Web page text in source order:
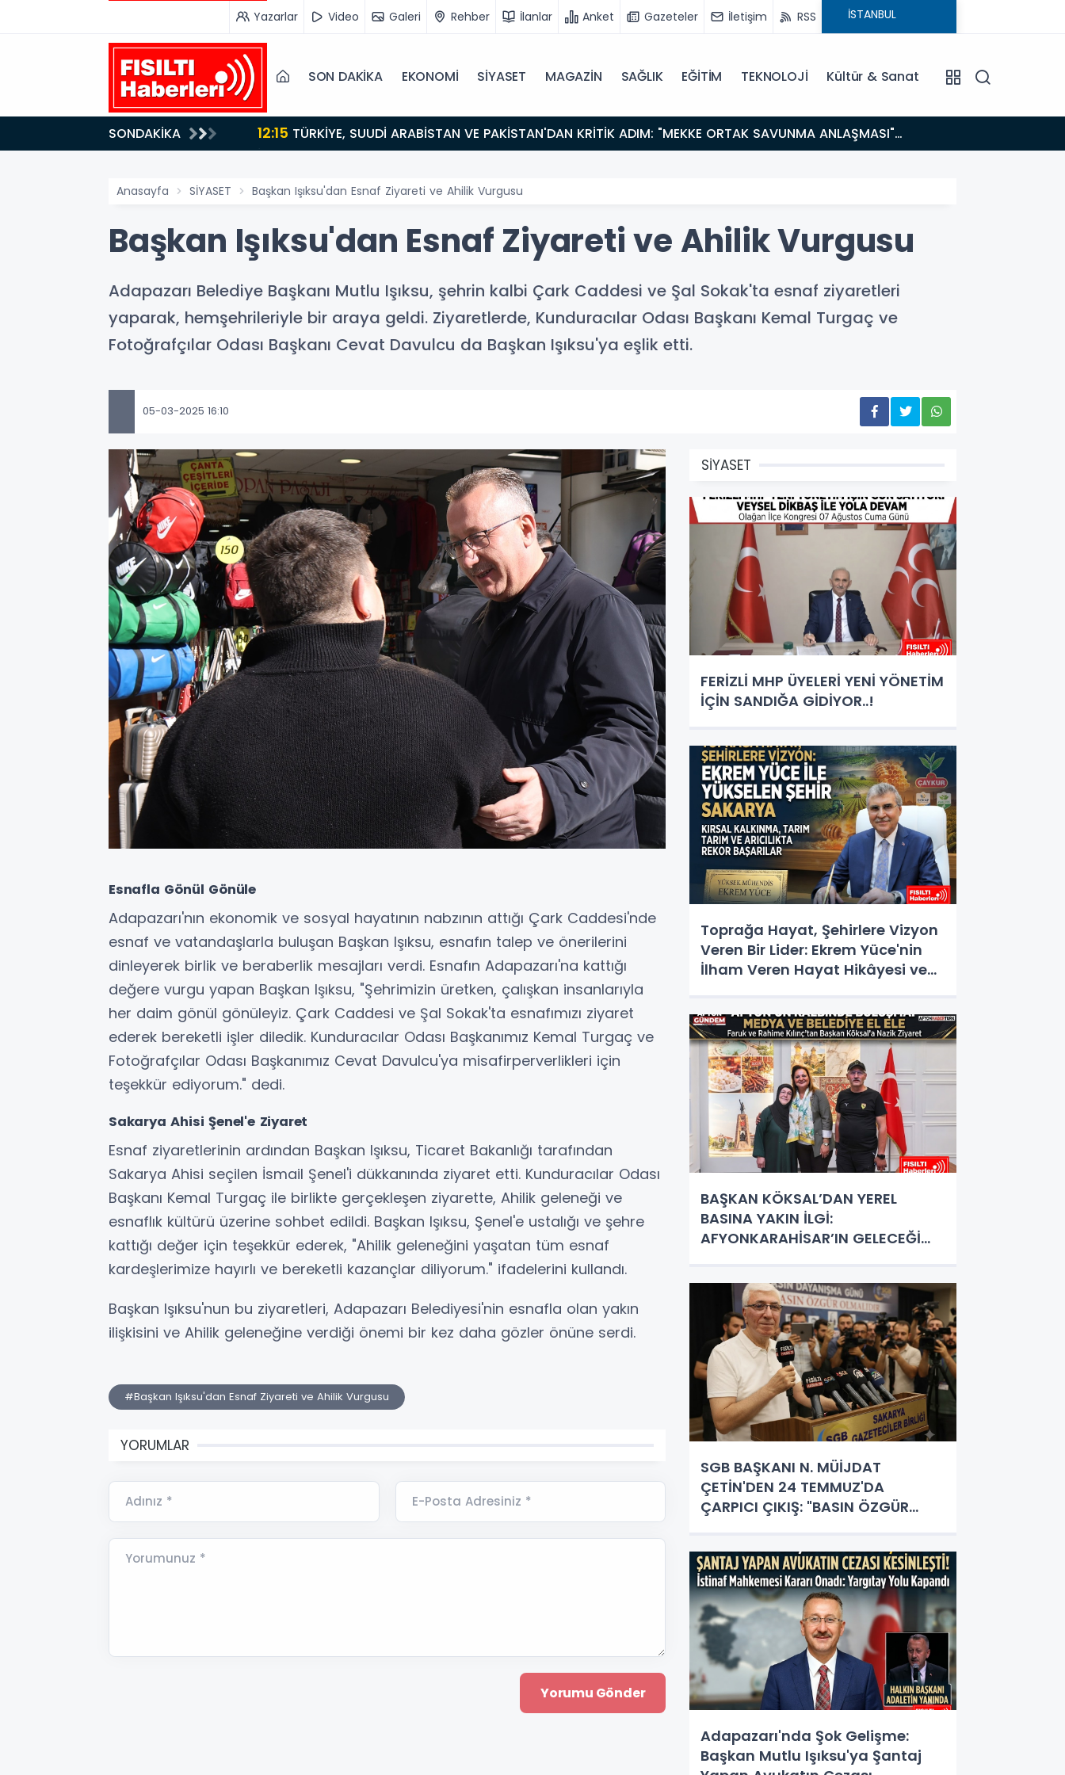
Yazarlar Video Galeri Rehber İlanlar Anket Gazeteler İletişim RSS
SON DAKİKA EKONOMİ SİYASET MAGAZİN SAĞLIK EĞİTİM TEKNOLOJİ Kültür & Sanat
SONDAKİKA 12:15
İMZALANDI!
Uyanacağız"
Anasayfa SİYASET Başkan Işıksu'dan Esnaf Ziyareti ve Ahilik Vurgusu
Başkan Işıksu'dan Esnaf Ziyareti ve Ahilik Vurgusu
Adapazarı Belediye Başkanı Mutlu Işıksu, şehrin kalbi Çark Caddesi ve Şal Sokak'ta esnaf ziyaretleri
yaparak, hemşehrileriyle bir araya geldi. Ziyaretlerde, Kunduracılar Odası Başkanı Kemal Turgaç ve
Fotoğrafçılar Odası Başkanı Cevat Davulcu da Başkan Işıksu'ya eşlik etti.
05-03-2025 16:10
Esnafla Gönül Gönüle
Adapazarı'nın ekonomik ve sosyal hayatının nabzının attığı Çark Caddesi'nde
esnaf ve vatandaşlarla buluşan Başkan Işıksu, esnafın talep ve önerilerini
dinleyerek birlik ve beraberlik mesajları verdi. Esnafın Adapazarı'na kattığı
değere vurgu yapan Başkan Işıksu, "Şehrimizin üretken, çalışkan insanlarıyla
her daim gönül gönüleyiz. Çark Caddesi ve Şal Sokak'ta esnafımızı ziyaret
ederek bereketli işler diledik. Kunduracılar Odası Başkanımız Kemal Turgaç ve
Fotoğrafçılar Odası Başkanımız Cevat Davulcu'ya misafirperverlikleri için
teşekkür ediyorum." dedi.
Sakarya Ahisi Şenel'e Ziyaret
Esnaf ziyaretlerinin ardından Başkan Işıksu, Ticaret Bakanlığı tarafından
Sakarya Ahisi seçilen İsmail Şenel'i dükkanında ziyaret etti. Kunduracılar Odası
Başkanı Kemal Turgaç ile birlikte gerçekleşen ziyarette, Ahilik geleneği ve
esnaflık kültürü üzerine sohbet edildi. Başkan Işıksu, Şenel'e ustalığı ve şehre
kattığı değer için teşekkür ederek, "Ahilik geleneğini yaşatan tüm esnaf
kardeşlerimize hayırlı ve bereketli kazançlar diliyorum." ifadelerini kullandı.
Başkan Işıksu'nun bu ziyaretleri, Adapazarı Belediyesi'nin esnafla olan yakın
ilişkisini ve Ahilik geleneğine verdiği önemi bir kez daha gözler önüne serdi.
#Başkan Işıksu'dan Esnaf Ziyareti ve Ahilik Vurgusu
YORUMLAR
Adınız * E-Posta Adresiniz *
Yorumunuz *
SİYASET
FERİZLİ MHP ÜYELERİ YENİ YÖNETİM
İÇİN SANDIĞA GİDİYOR..!
Toprağa Hayat, Şehirlere Vizyon
Veren Bir Lider: Ekrem Yüce'nin
İlham Veren Hayat Hikâyesi ve
BAŞKAN KÖKSAL’DAN YEREL
BASINA YAKIN İLGİ:
AFYONKARAHİSAR’IN GELECEĞİ
SGB BAŞKANI N. MÜİJDAT
ÇETİN'DEN 24 TEMMUZ'DA
ÇARPICI ÇIKIŞ: "BASIN ÖZGÜR
Adapazarı'nda Şok Gelişme:
Başkan Mutlu Işıksu'ya Şantaj